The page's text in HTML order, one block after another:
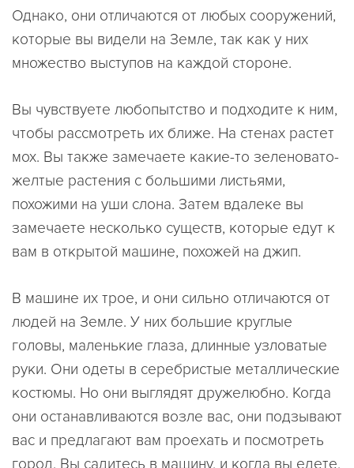
Однако, они отличаются от любых сооружений,
которые вы видели на Земле, так как у них
множество выступов на каждой стороне.
Вы чувствуете любопытство и подходите к ним,
чтобы рассмотреть их ближе. На стенах растет
мох. Вы также замечаете какие-то зеленовато-
желтые растения с большими листьями,
похожими на уши слона. Затем вдалеке вы
замечаете несколько существ, которые едут к
вам в открытой машине, похожей на джип.
В машине их трое, и они сильно отличаются от
людей на Земле. У них большие круглые
головы, маленькие глаза, длинные узловатые
руки. Они одеты в серебристые металлические
костюмы. Но они выглядят дружелюбно. Когда
они останавливаются возле вас, они подзывают
вас и предлагают вам проехать и посмотреть
город. Вы садитесь в машину, и когда вы едете,